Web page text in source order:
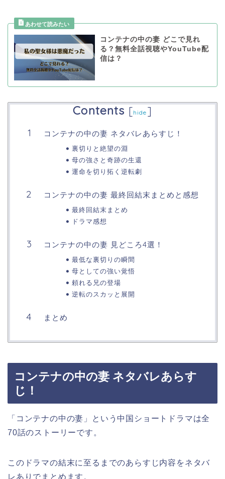
コンテナの中の妻 どこで見れ
る？無料全話視聴やYouTube配
信は？
Contents [hide ]
コンテナの中の妻 ネタバレあらすじ！
裏切りと絶望の淵
母の強さと奇跡の生還
運命を切り拓く逆転劇
コンテナの中の妻 最終回結末まとめと感想
最終回結末まとめ
ドラマ感想
コンテナの中の妻 見どころ4選！
最低な裏切りの瞬間
母としての強い覚悟
頼れる兄の登場
逆転のスカッと展開
まとめ
コンテナの中の妻 ネタバレあらす
じ！
「コンテナの中の妻」という中国ショートドラマは全
70話のストーリーです。
このドラマの結末に至るまでのあらすじ内容をネタバ
レありでまとめます。